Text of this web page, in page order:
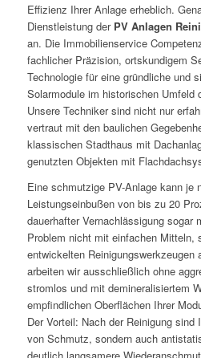
Effizienz Ihrer Anlage erheblich.
Dienstleistung der PV Anlagen
an. Die Immobilienservice
fachlicher Präzision, ortskundigem
Technologie für eine gründliche und
Solarmodule im historischen Umfeld
Unsere Techniker sind nicht nur
vertraut mit den baulichen
klassischen Stadthaus mit
genutzten Objekten mit
Eine schmutzige PV-Anlage kann je
Leistungseinbußen von bis zu 20
dauerhafter Vernachlässigung sogar
Problem nicht mit einfachen Mitteln,
entwickelten Reinigungswerkzeugen
arbeiten wir ausschließlich ohne
stromlos und mit demineralisiertem
empfindlichen Oberflächen Ihrer
Der Vorteil: Nach der Reinigung sind
von Schmutz, sondern auch